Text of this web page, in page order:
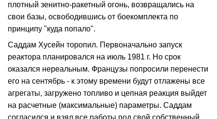
плотный зенитно-ракетный огонь, возвращались на
свои базы, освободившись от боекомплекта по
принципу "куда попало".
Саддам Хусейн торопил. Первоначально запуск
реактора планировался на июль 1981 г. Но срок
оказался нереальным. Французы попросили перенести
его на сентябрь - к этому времени будут отлажены все
агрегаты, загружено топливо и цепная реакция выйдет
на расчетные (максимальные) параметры. Саддам